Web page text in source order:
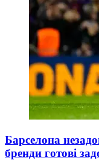
Барселона
бренди готові